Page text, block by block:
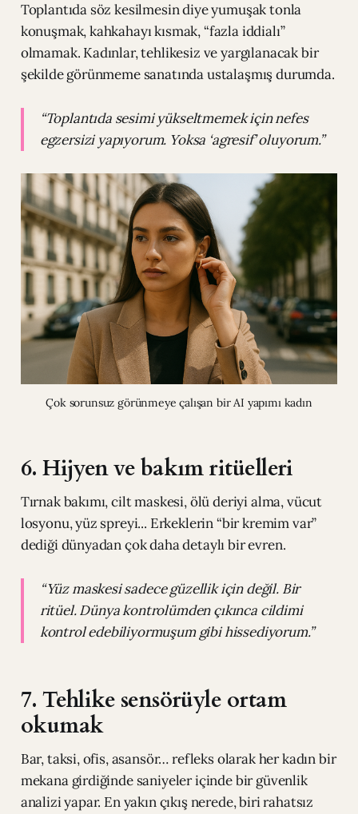
Toplantıda söz kesilmesin diye yumuşak tonla
konuşmak, kahkahayı kısmak, “fazla iddialı”
olmamak. Kadınlar, tehlikesiz ve yargılanacak bir
şekilde görünmeme sanatında ustalaşmış durumda.
“Toplantıda sesimi yükseltmemek için nefes
egzersizi yapıyorum. Yoksa ‘agresif’ oluyorum.”
Çok sorunsuz görünmeye çalışan bir AI yapımı kadın
6. Hijyen ve bakım ritüelleri
Tırnak bakımı, cilt maskesi, ölü deriyi alma, vücut
losyonu, yüz spreyi... Erkeklerin “bir kremim var”
dediği dünyadan çok daha detaylı bir evren.
“Yüz maskesi sadece güzellik için değil. Bir
ritüel. Dünya kontrolümden çıkınca cildimi
kontrol edebiliyormuşum gibi hissediyorum.”
7. Tehlike sensörüyle ortam
okumak
Bar, taksi, ofis, asansör… refleks olarak her kadın bir
mekana girdiğinde saniyeler içinde bir güvenlik
analizi yapar. En yakın çıkış nerede, biri rahatsız